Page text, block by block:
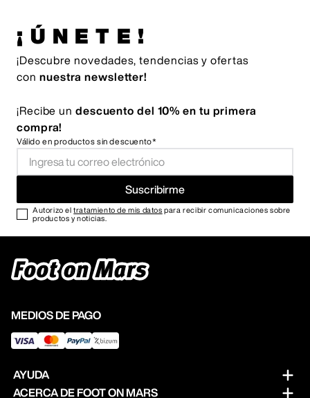
¡ÚNETE!
¡Descubre novedades, tendencias y ofertas
con nuestra newsletter!
¡Recibe un descuento del 10% en tu primera
compra!
Válido en productos sin descuento*
Suscribirme
Autorizo eltratamiento de mis datos para recibir comunicaciones sobre
productos y noticias.
MEDIOS DE PAGO
AYUDA
Preguntas frecuentes
ACERCA DE FOOT ON MARS